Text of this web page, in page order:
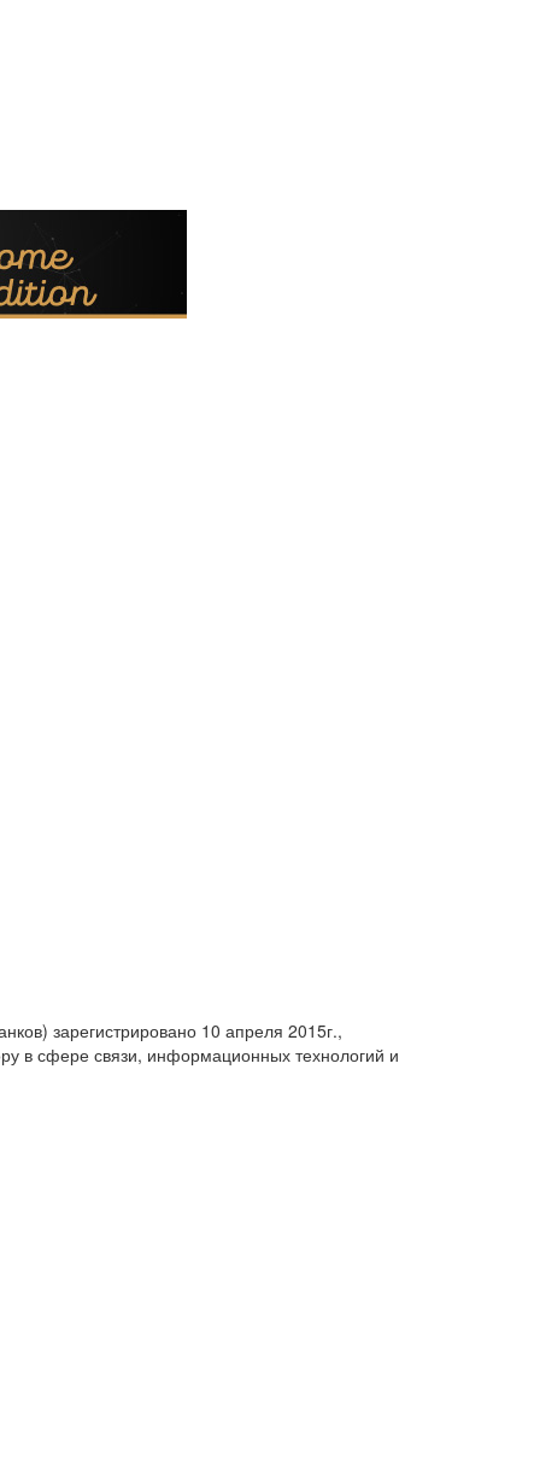
зарегистрировано 10 апреля 2015г.,
в сфере связи, информационных технологий и